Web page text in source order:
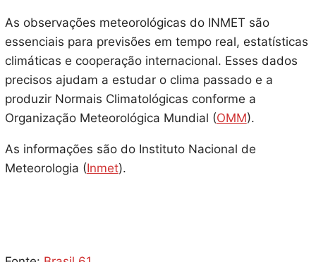
As observações meteorológicas do INMET são
essenciais para previsões em tempo real, estatísticas
climáticas e cooperação internacional. Esses dados
precisos ajudam a estudar o clima passado e a
produzir Normais Climatológicas conforme a
Organização Meteorológica Mundial (OMM).
As informações são do Instituto Nacional de
Meteorologia (Inmet).